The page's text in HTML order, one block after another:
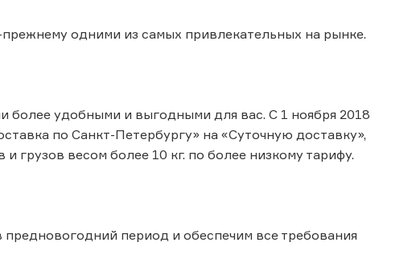
одними из самых привлекательных на рынке.
более удобными и выгодными для вас. С 1 ноября 2018
по Санкт-Петербургу» на «Суточную доставку»,
грузов весом более 10 кг. по более низкому тарифу.
период и обеспечим все требования